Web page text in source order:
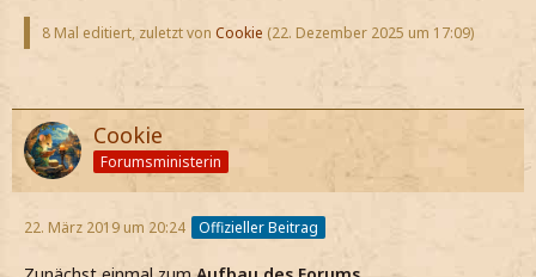
8 Mal editiert, zuletzt von Cookie (22. Dezember 2025 um 17:09)
Cookie
Forumsministerin
22. März 2019 um 20:24 Offizieller Beitrag